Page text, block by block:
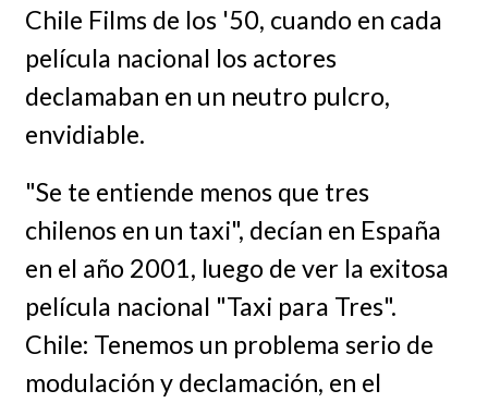
Chile Films de los '50, cuando en cada
película nacional los actores
declamaban en un neutro pulcro,
envidiable.
"Se te entiende menos que tres
chilenos en un taxi", decían en España
en el año 2001, luego de ver la exitosa
película nacional "Taxi para Tres".
Chile: Tenemos un problema serio de
modulación y declamación, en el